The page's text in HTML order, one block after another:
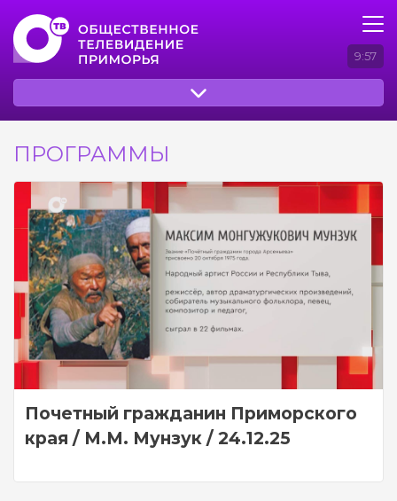
9:57
ПРОГРАММЫ
Почетный гражданин Приморского
края / М.М. Мунзук / 24.12.25